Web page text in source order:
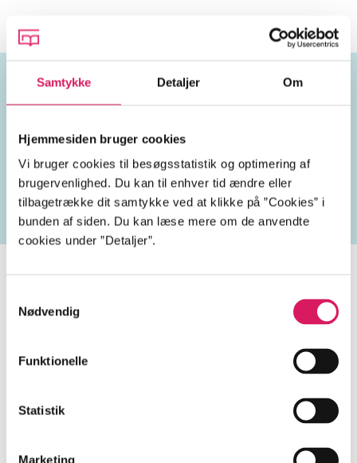
Samtykke Detaljer Om
Hjemmesiden bruger cookies
Vi bruger cookies til besøgsstatistik og optimering af
brugervenlighed. Du kan til enhver tid ændre eller
tilbagetrække dit samtykke ved at klikke på ”Cookies” i
bunden af siden. Du kan læse mere om de anvendte
cookies under ”Detaljer”.
Nødvendig
Funktionelle
Statistik
Marketing
vokal
USA 1970'erne
Tidsskrift